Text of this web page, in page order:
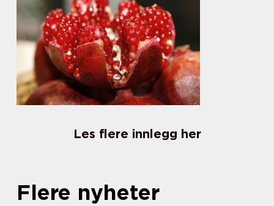
Les flere innlegg her
Flere nyheter